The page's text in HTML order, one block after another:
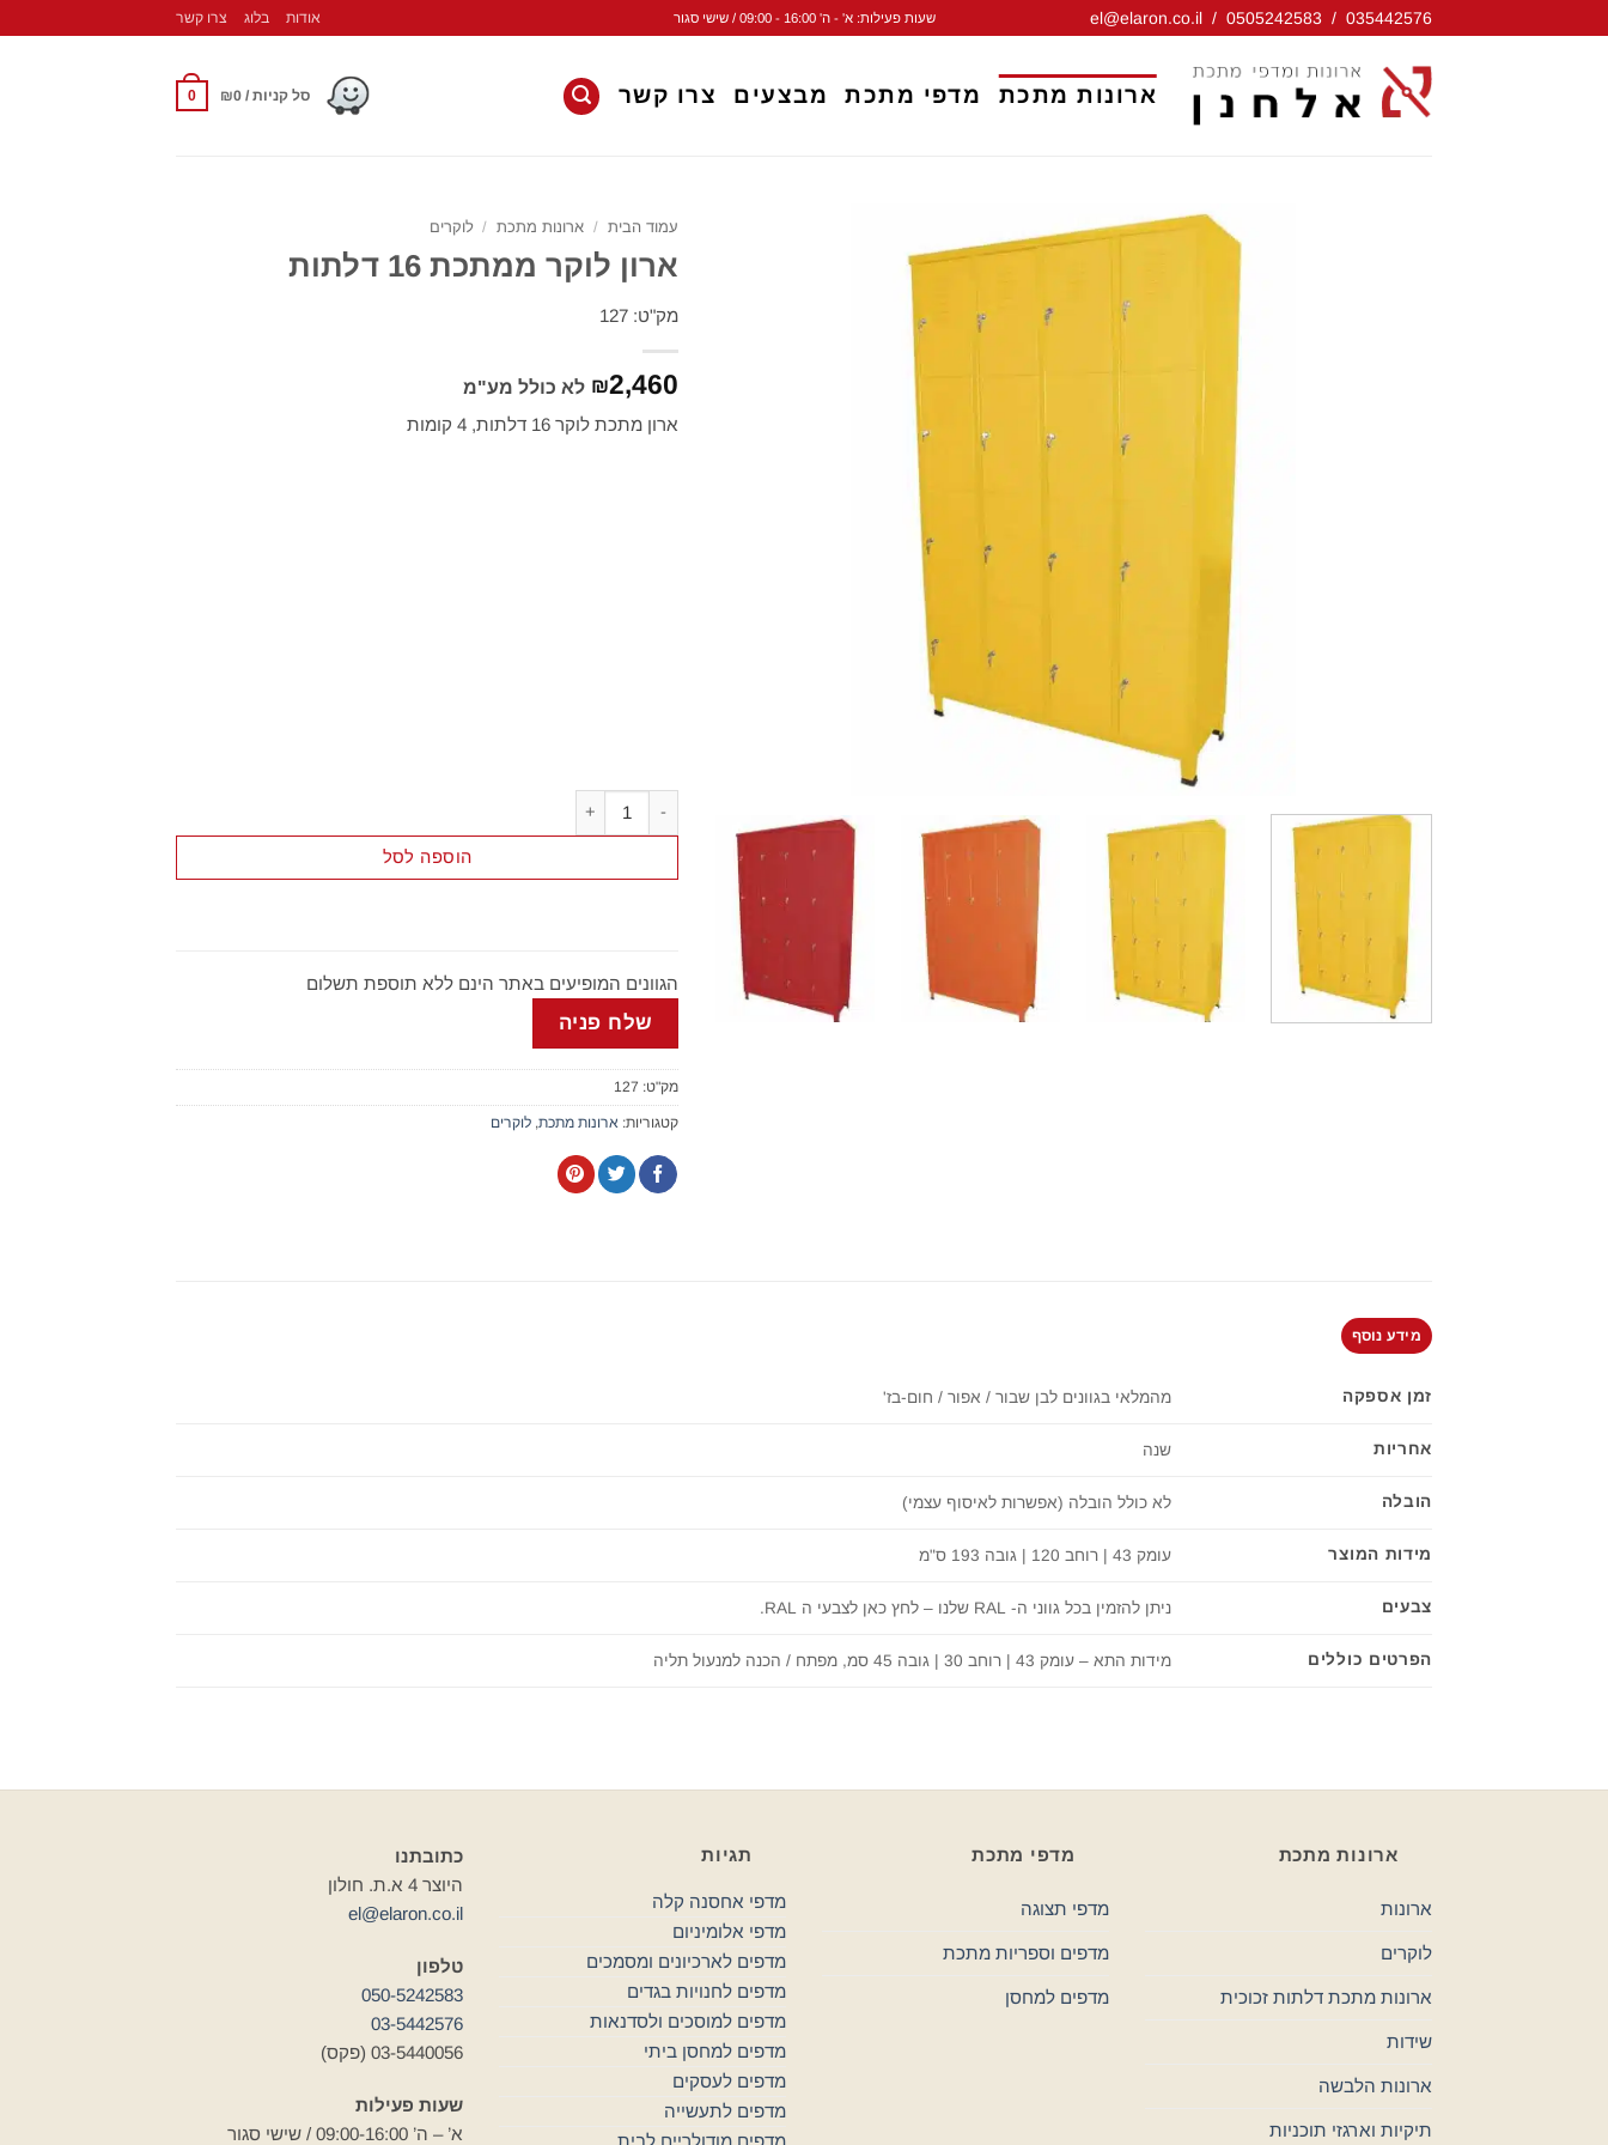
to
035442576
/
0505242583
/
el@elaron.co.il שעות פעילות: א' - ה' 16:00 - 09:00 / שישי סגור אודות בלוג צרו קשר
ארונות מתכת מדפי מתכת מבצעים צרו קשר סל קניות / ₪0
0
עמוד הבית / ארונות מתכת / לוקרים
ארון לוקר ממתכת 16 דלתות
מק"ט: 127
₪2,460
לא כולל מע"מ
ארון מתכת לוקר 16 דלתות, 4 קומות
הוספה לסל
הגוונים המופיעים באתר הינם ללא תוספת תשלום
שלח פניה
מק"ט: 127
קטגוריות: ארונות מתכת, לוקרים
מידע נוסף
זמן אספקה מהמלאי בגוונים לבן שבור / אפור / חום-בז'
אחריות שנה
הובלה לא כולל הובלה (אפשרות לאיסוף עצמי)
מידות המוצר עומק 43 | רוחב 120 | גובה 193 ס"מ
צבעים ניתן להזמין בכל גווני ה- RAL שלנו – לחץ כאן לצבעי ה RAL.
הפרטים כוללים מידות התא – עומק 43 | רוחב 30 | גובה 45 סמ, מפתח / הכנה למנעול תליה
ארונות מתכת
ארונות
לוקרים
ארונות מתכת דלתות זכוכית
שידות
ארונות הלבשה
תיקיות וארגזי תוכניות
מדפי מתכת
מדפי תצוגה
מדפים וספריות מתכת
מדפים למחסן
תגיות
מדפי אחסנה קלה
מדפי אלומיניום
מדפים לארכיונים ומסמכים
מדפים לחנויות בגדים
מדפים למוסכים ולסדנאות
מדפים למחסן ביתי
מדפים לעסקים
מדפים לתעשייה
כתובתנו
היוצר 4 א.ת. חולון
el@elaron.co.il
טלפון
050-5242583
03-5442576
03-5440056 (פקס)
שעות פעילות
א’ – ה’ 09:00-16:00 / שישי סגור